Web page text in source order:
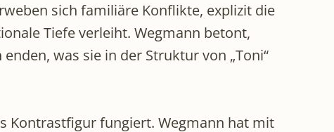
sich familiäre Konflikte, explizit die
Tiefe verleiht. Wegmann betont,
was sie in der Struktur von „Toni“
Kontrastfigur fungiert. Wegmann hat mit